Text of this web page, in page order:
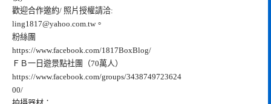
歡迎合作邀約/ 照片授權請洽:
ling1817@yahoo.com.tw。
粉絲團
https://www.facebook.com/1817BoxBlog/
ＦＢ一日遊景點社團（70萬人）
https://www.facebook.com/groups/3438749723624
00/